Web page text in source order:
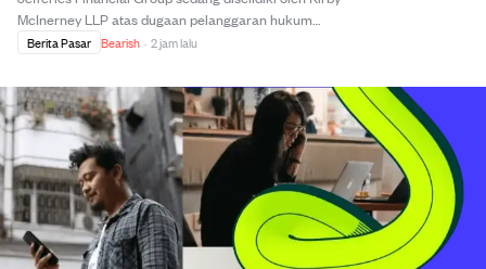
McInerney LLP atas dugaan pelanggaran hukum
sekuritas terkait eksposur unit manajemen asetnya ke
dilaporkan menyelidiki apakah Jefferies menyesatka...
Berita Pasar Bearish · 2 jam lalu